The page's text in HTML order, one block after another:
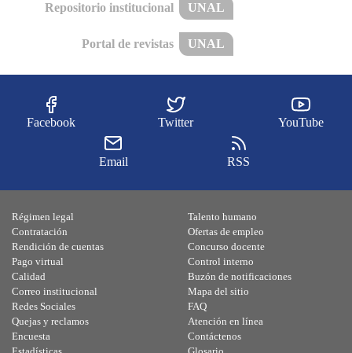
Repositorio institucional UNAL
Portal de revistas UNAL
Facebook Twitter YouTube
Email RSS
Régimen legal
Contratación
Rendición de cuentas
Pago virtual
Calidad
Talento humano
Ofertas de empleo
Concurso docente
Control interno
Buzón de notificaciones
Correo institucional
Redes Sociales
Quejas y reclamos
Encuesta
Mapa del sitio
FAQ
Atención en línea
Contáctenos